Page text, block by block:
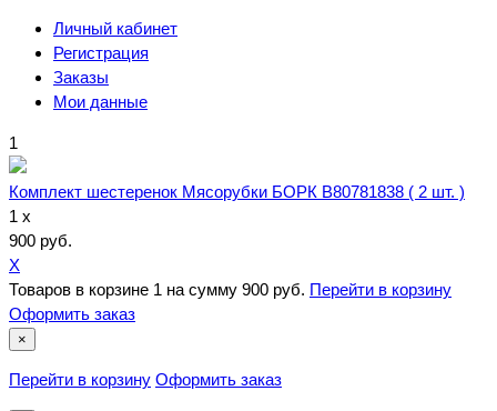
Личный кабинет
Регистрация
Заказы
Мои данные
1
Комплект шестеренок Мясорубки БОРК B80781838 ( 2 шт. )
1 x
900 руб.
X
Товаров в корзине 1 на сумму 900 руб. Перейти в корзину
Оформить заказ
×
Перейти в корзину Оформить заказ